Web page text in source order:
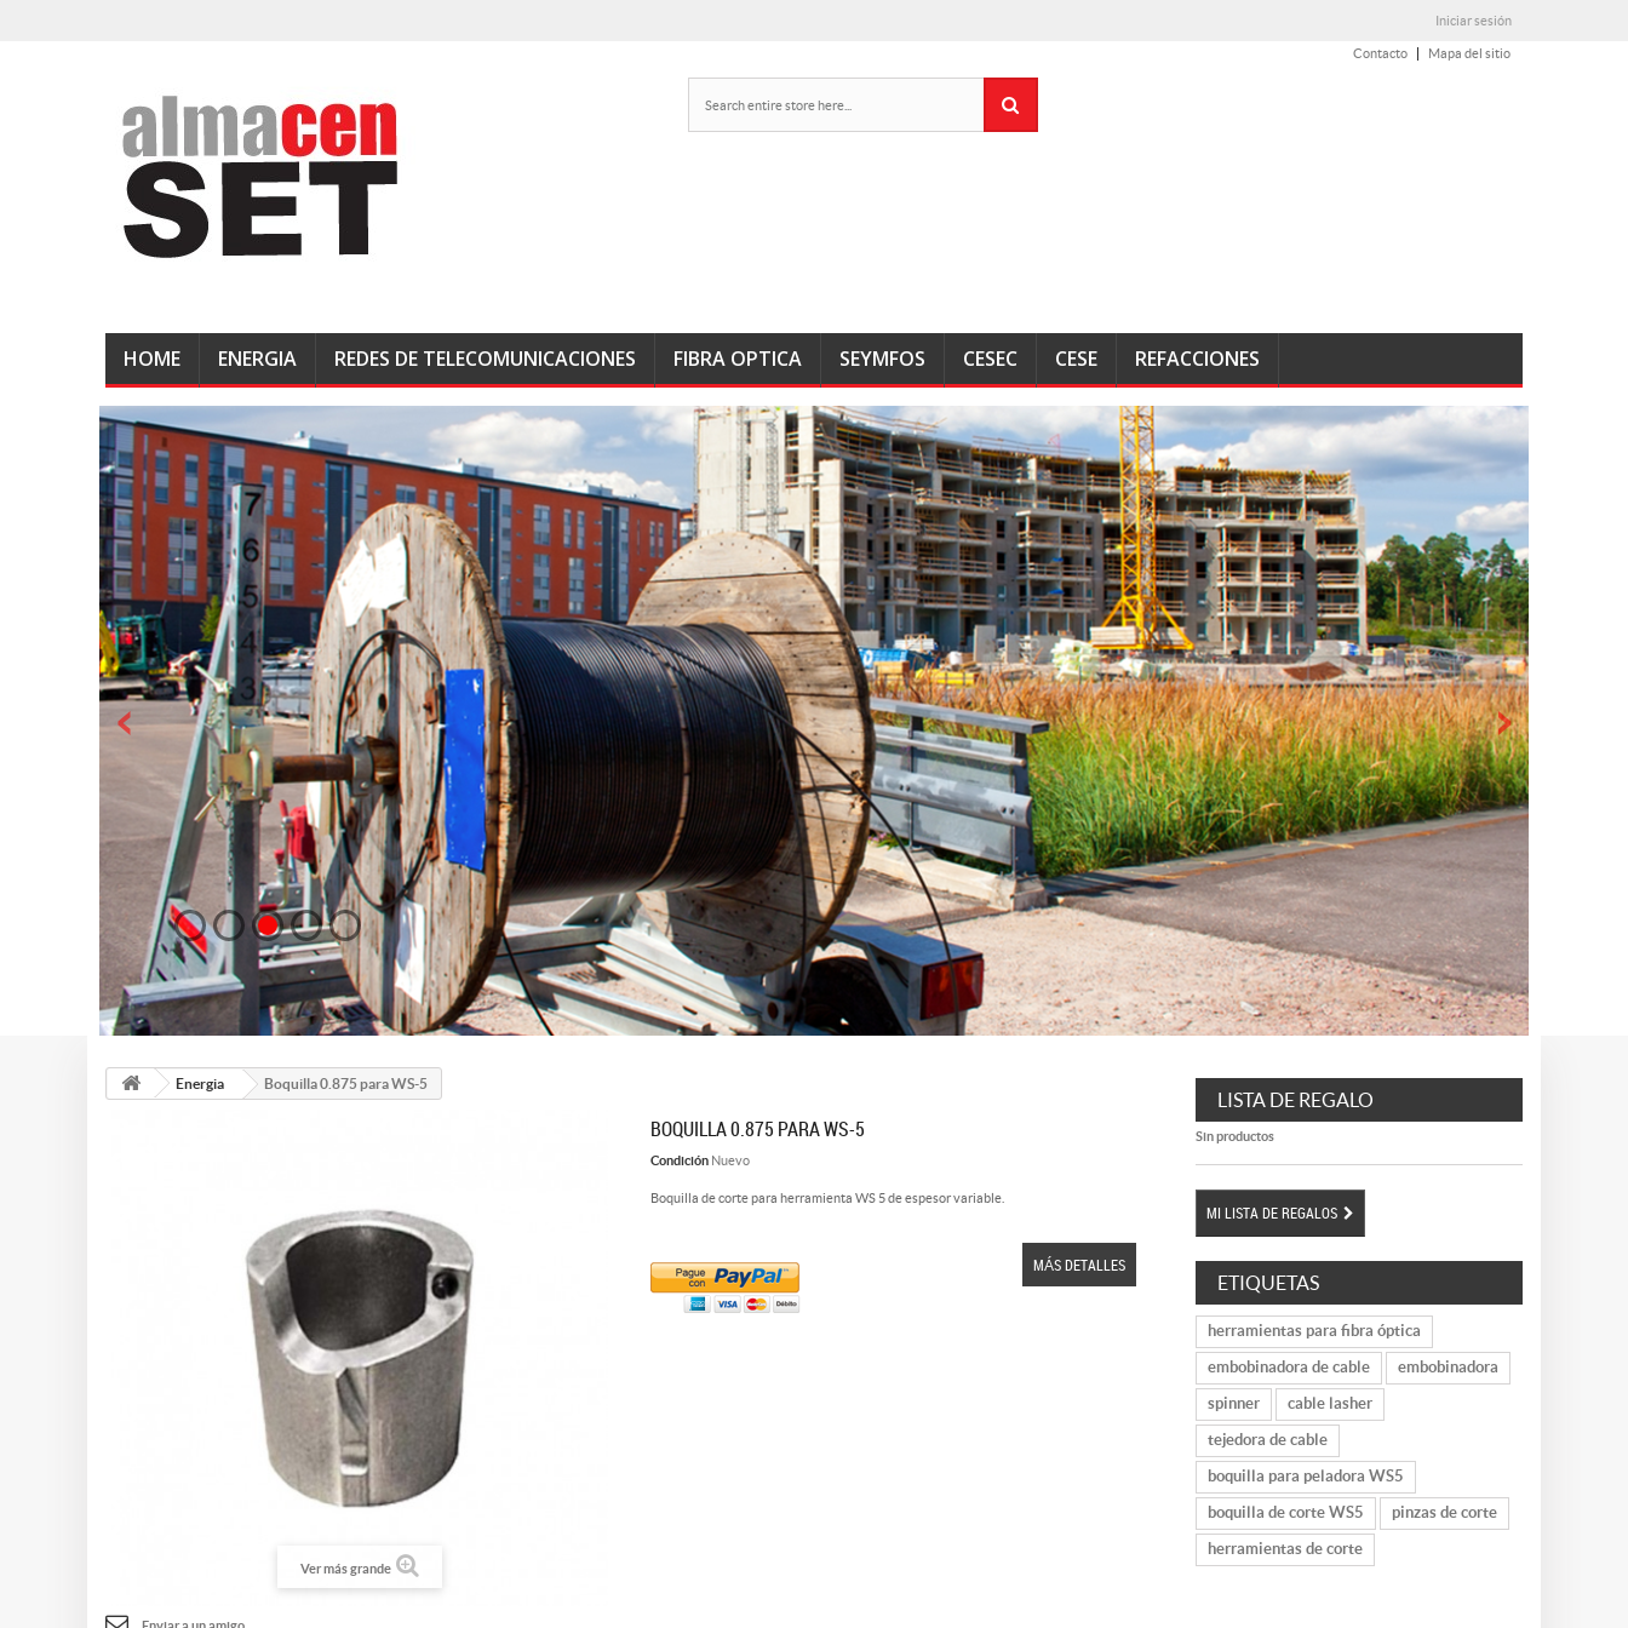
Iniciar sesión
Contacto Mapa del sitio
HOME ENERGIA REDES DE TELECOMUNICACIONES FIBRA OPTICA SEYMFOS CESEC CESE REFACCIONES
Energia Boquilla 0.875 para WS-5
Ver más grande
BOQUILLA 0.875 PARA WS-5
Condición Nuevo
Boquilla de corte para herramienta WS 5 de espesor variable.
MÁS DETALLES
LISTA DE REGALO
Sin productos
MI LISTA DE REGALOS
ETIQUETAS
herramientas para fibra óptica
embobinadora de cable
embobinadora
spinner
cable lasher
tejedora de cable
boquilla para peladora WS5
boquilla de corte WS5
pinzas de corte
herramientas de corte